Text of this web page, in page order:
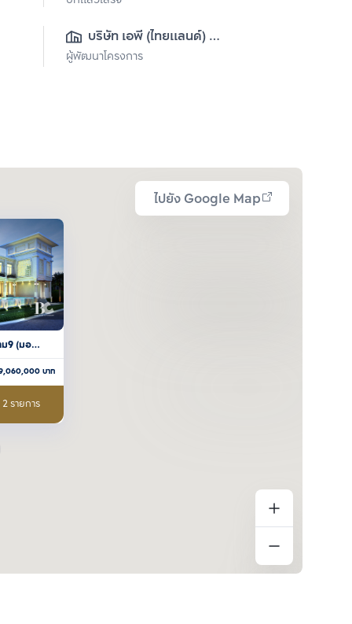
บริษัท เอพี (ไทยแลนด์)
จำกัด(มหาชน)
ผู้พัฒนาโครงการ
ไปยัง Google Map
ม9 (มอ
บาท
รายการ